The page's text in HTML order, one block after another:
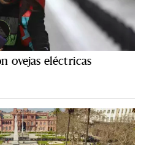
ovejas eléctricas